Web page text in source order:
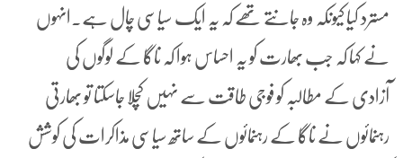
مسترد کیا کیونکہ وہ جانتے تھے کہ یہ ایک سیاسی چال ہے۔انہوں
نے کہا کہ جب بھارت کو یہ احساس ہوا کہ ناگا کے لوگوں کی
آزادی کے مطالبہ کو فوجی طاقت سے نہیں کچلا جاسکتا تو بھارتی
رہنمائوں نے ناگا کے رہنمائوں کے ساتھ سیاسی مذاکرات کی کوشش